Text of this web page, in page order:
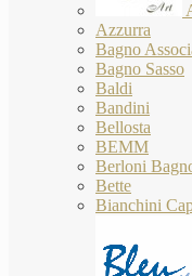
Azzurra
Bagno
Bagno Sasso
Baldi
Bandini
Bellosta
BEMM
Berloni
Bette
Bianchini